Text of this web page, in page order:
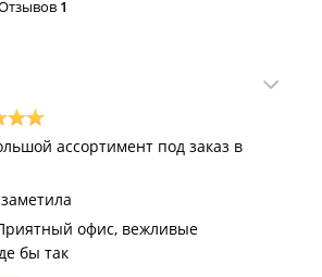
1
ассортимент под заказ в
офис, вежливые
бы так